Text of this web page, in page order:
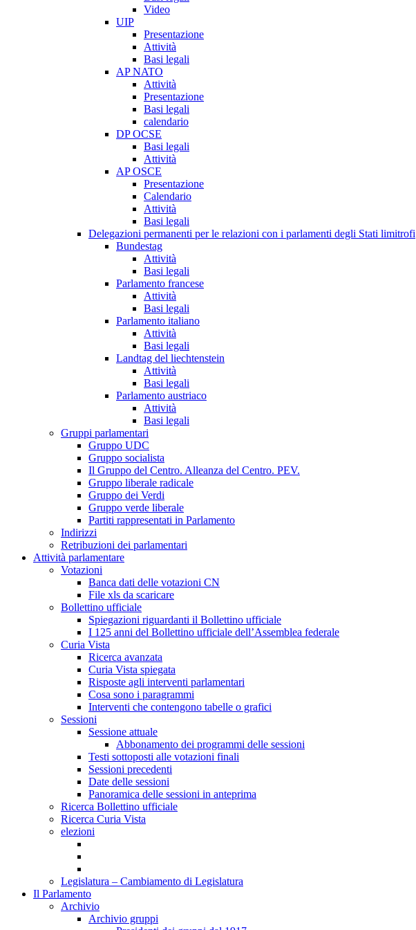
Video
UIP
Presentazione
Attività
Basi legali
AP NATO
Attività
Presentazione
Basi legali
calendario
DP OCSE
Basi legali
Attività
AP OSCE
Presentazione
Calendario
Attività
Basi legali
Delegazioni permanenti per le relazioni con i parlamenti degli Stati limitrofi
Bundestag
Attività
Basi legali
Parlamento francese
Attività
Basi legali
Parlamento italiano
Attività
Basi legali
Landtag del liechtenstein
Attività
Basi legali
Parlamento austriaco
Attività
Basi legali
Gruppi parlamentari
Gruppo UDC
Gruppo socialista
Il Gruppo del Centro. Alleanza del Centro. PEV.
Gruppo liberale radicale
Gruppo dei Verdi
Gruppo verde liberale
Partiti rappresentati in Parlamento
Indirizzi
Retribuzioni dei parlamentari
Attività parlamentare
Votazioni
Banca dati delle votazioni CN
File xls da scaricare
Bollettino ufficiale
Spiegazioni riguardanti il Bollettino ufficiale
I 125 anni del Bollettino ufficiale dell’Assemblea federale
Curia Vista
Ricerca avanzata
Curia Vista spiegata
Risposte agli interventi parlamentari
Cosa sono i paragrammi
Interventi che contengono tabelle o grafici
Sessioni
Sessione attuale
Abbonamento dei programmi delle sessioni
Testi sottoposti alle votazioni finali
Sessioni precedenti
Date delle sessioni
Panoramica delle sessioni in anteprima
Ricerca Bollettino ufficiale
Ricerca Curia Vista
elezioni
Legislatura – Cambiamento di Legislatura
Il Parlamento
Archivio
Archivio gruppi